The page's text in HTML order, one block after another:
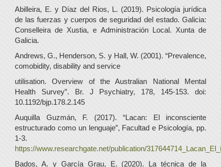
Abilleira, E. y Díaz del Rios, L. (2019). Psicología jurídica
de las fuerzas y cuerpos de seguridad del estado. Galicia:
Conselleira de Xustia, e Administración Local. Xunta de
Galicia.
Andrews, G., Henderson, S. y Hall, W. (2001). “Prevalence,
comobidity, disability and service
utilisation. Overview of the Australian National Mental
Health Survey”. Br. J Psychiatry, 178, 145-153. doi:
10.1192/bjp.178.2.145
Auquilla Guzmán, F. (2017). “Lacan: El inconsciente
estructurado como un lenguaje”, Facultad e Psicología, pp.
1-3.
https://www.researchgate.net/publication/
Bados, A. y García Grau, E. (2020). La técnica de la